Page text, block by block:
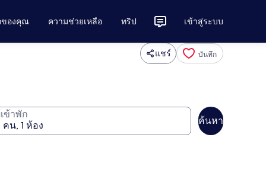
ของคุณ ความช่วยเหลือ ทริป เข้าสู่ระบบ
แชร์ บันทึก
ข้าพัก
ค้นหา